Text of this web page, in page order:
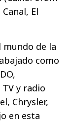
El
mundo de la
como
y radio
Chrysler,
en esta